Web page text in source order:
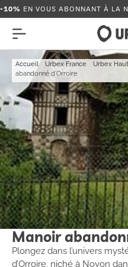
-10% EN VOUS ABONNANT À LA
Accueil- Urbex France - Urbex
abandonné d’Orroire
Manoir
Plongez dans l’univers
d’Orroire, niché à Noyon